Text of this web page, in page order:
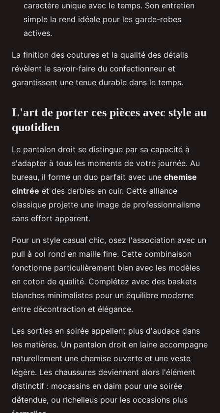
caractère unique avec le temps. Son entretien
simple la rend idéale pour les garde-robes
actives.
La finition des coutures et la qualité des détails
révèlent le savoir-faire du confectionneur et
garantissent une tenue durable dans le temps.
L'art de porter ces pièces avec style au
quotidien
Le pantalon droit se distingue par sa capacité à
s'adapter à tous les moments de votre journée. Au
bureau, il forme un duo parfait avec une chemise
cintrée et des derbies en cuir. Cette alliance
classique projette une image de professionnalisme
sans effort apparent.
Pour un style casual chic, osez l'association avec un
pull à col rond en maille fine. Cette combinaison
fonctionne particulièrement bien avec les modèles
en coton de qualité. Complétez avec des baskets
blanches minimalistes pour un équilibre moderne
entre décontraction et élégance.
Les sorties en soirée appellent plus d'audace dans
les matières. Un pantalon droit en laine accompagne
naturellement une chemise ouverte et une veste
légère. Les chaussures deviennent alors l'élément
distinctif : mocassins en daim pour une soirée
détendue, ou richelieus pour les occasions plus